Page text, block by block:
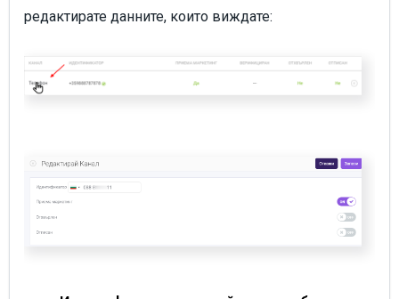
редактирате данните, които виждате: